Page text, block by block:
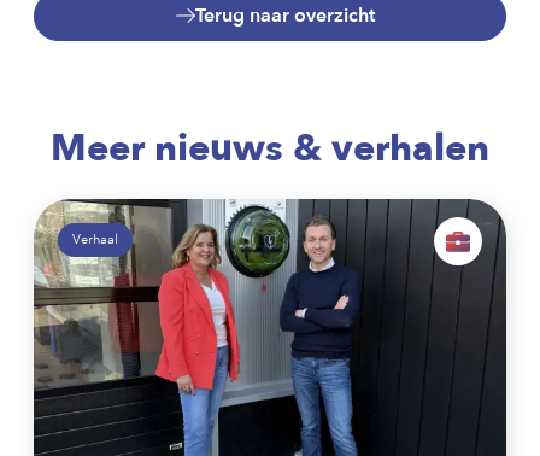
Terug naar overzicht
Meer nieuws & verhalen
Verhaal